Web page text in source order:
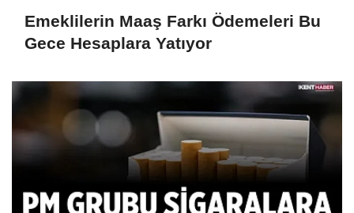
Emeklilerin Maaş Farkı Ödemeleri Bu
Gece Hesaplara Yatıyor